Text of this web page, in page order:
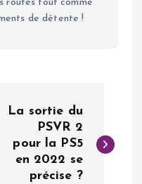
routes tout comme
de détente !
La sortie du
PSVR 2
pour la PS5
en 2022 se
précise ?